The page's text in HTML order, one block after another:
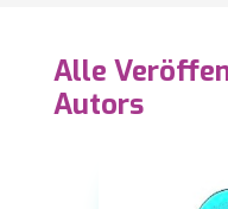
Alle
Autors